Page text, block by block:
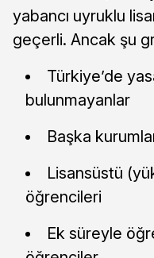
yabancı uyruklu
geçerli. Ancak şu
Türkiye’de
bulunmayanlar
Başka
Lisansüstü
öğrencileri
Ek süreyle